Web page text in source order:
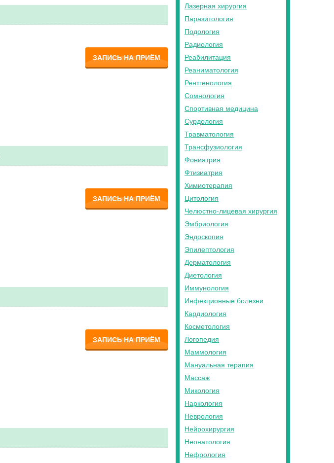
ЗАПИСЬ НА ПРИЁМ
ЗАПИСЬ НА ПРИЁМ
ЗАПИСЬ НА ПРИЁМ
Лазерная хирургия
Паразитология
Подология
Радиология
Реабилитация
Реаниматология
Рентгенология
Сомнология
Спортивная медицина
Сурдология
Травматология
Трансфузиология
Фониатрия
Фтизиатрия
Химиотерапия
Цитология
Челюстно-лицевая хирургия
Эмбриология
Эндоскопия
Эпилептология
Дерматология
Диетология
Иммунология
Инфекционные болезни
Кардиология
Косметология
Логопедия
Маммология
Мануальная терапия
Массаж
Микология
Наркология
Неврология
Нейрохирургия
Неонатология
Нефрология